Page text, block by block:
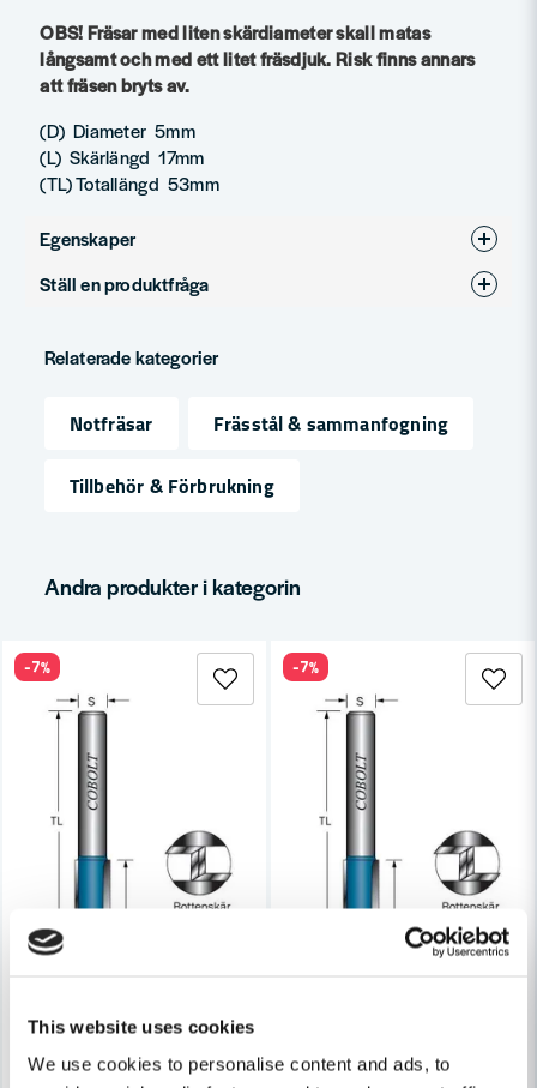
This website uses cookies
We use cookies to personalise content and ads, to
OBS! Fräsar med liten skärdiameter skall matas
långsamt och med ett litet fräsdjuk. Risk finns annars
att fräsen bryts av.
(D) Diameter 5mm
(L) Skärlängd 17mm
(TL) Totallängd 53mm
Egenskaper
Produkttyp
Ställ en produktfråga
Fråga oss något om denna produkten...
Namn
Ja, ni får publicera min fråga
Skicka fråga
Relaterade kategorier
Notfräsar
Frässtål & sammanfogning
Tillbehör & Förbrukning
Andra produkter i kategorin
-7% -7%